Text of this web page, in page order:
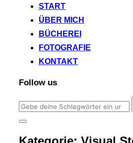
START
ÜBER MICH
BÜCHEREI
FOTOGRAFIE
KONTAKT
Follow us
Suchen
nach:
Seitenleiste
Navigation